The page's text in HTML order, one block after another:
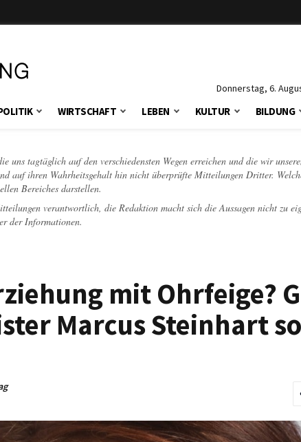
Donnerstag, 6.
WIRTSCHAFT LEBEN KULTUR BILDUNG
uns tagtäglich auf den verschiedensten Wegen erreichen und die wir
auf ihren Wahrheitsgehalt hin nicht überprüfte Mitteilungen Dritter.
Bereiches darstellen.
verantwortlich, die Redaktion macht sich die Aussagen nicht zu
der Informationen.
mit Ohrfeige?
Marcus Steinhart